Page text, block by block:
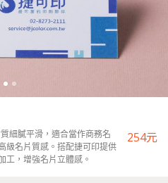
細膩平滑，適合當作商務名
級名片質感。搭配捷可印提供
工，增強名片立體感。
254元